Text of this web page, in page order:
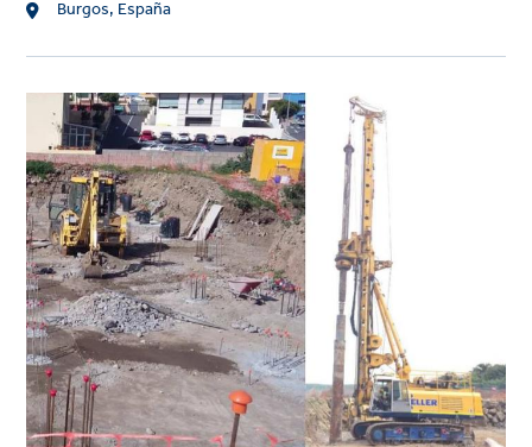
Location
Burgos, España
Project
image